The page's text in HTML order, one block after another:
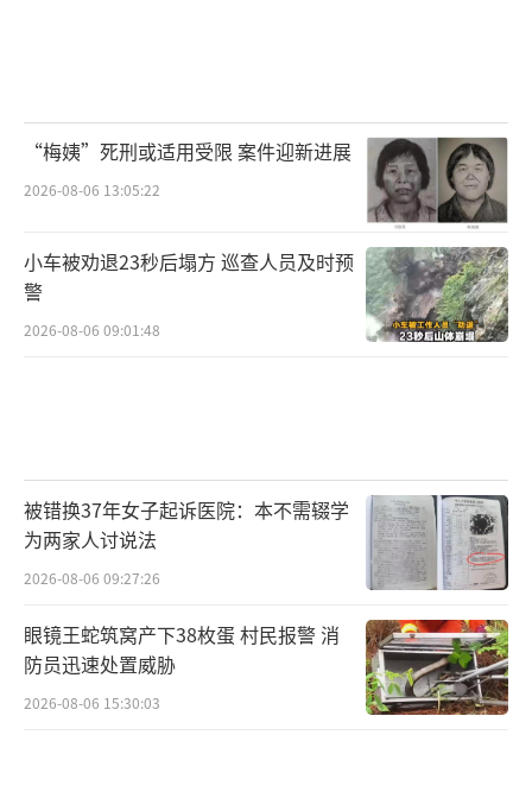
“梅姨”死刑或适用受限 案件迎新进展
2026-08-06 13:05:22
小车被劝退23秒后塌方 巡查人员及时预
警
2026-08-06 09:01:48
被错换37年女子起诉医院：本不需辍学
为两家人讨说法
2026-08-06 09:27:26
眼镜王蛇筑窝产下38枚蛋 村民报警 消
防员迅速处置威胁
2026-08-06 15:30:03